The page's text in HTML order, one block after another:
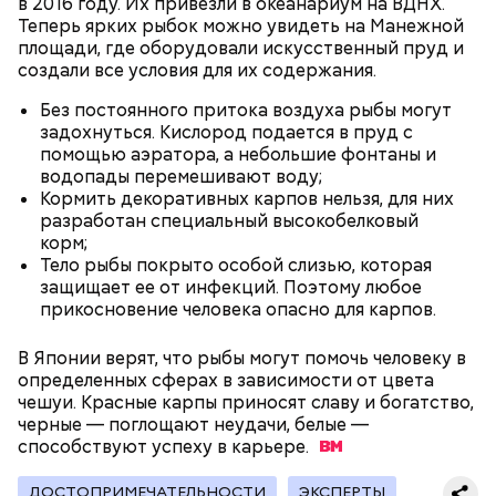
Теперь ярких рыбок можно увидеть на Манежной
площади, где оборудовали искусственный пруд и
создали все условия для их содержания.
Без постоянного притока воздуха рыбы могут
задохнуться. Кислород подается в пруд с
помощью аэратора, а небольшие фонтаны и
водопады перемешивают воду;
Кормить декоративных карпов нельзя, для них
разработан специальный высокобелковый
корм;
Тело рыбы покрыто особой слизью, которая
защищает ее от инфекций. Поэтому любое
прикосновение человека опасно для карпов.
В Японии верят, что рыбы могут помочь человеку в
определенных сферах в зависимости от цвета
чешуи. Красные карпы приносят славу и богатство,
черные — поглощают неудачи, белые —
способствуют успеху в карьере.
ДОСТОПРИМЕЧАТЕЛЬНОСТИ ЭКСПЕРТЫ
Стенды позволяют мгновенно определять
скорость транспортного средства и выявлять
электровелосипеды, характеристики которых
соответствуют параметрам мопедов и
мотоциклов, разрешенных к управлению только
при наличии водительских прав категории «М».
Можно ли запретить курьерам на
электровелосипедах ездить по
пешеходным дорожкам
Департамент транспорта и развития дорожно-
транспортной инфраструктуры, Московская
административная дорожная инспекция (МАДИ),
Госавтоинспекция, ГБУ «МосТрансПроект», Центр
организации дорожного движения (ЦОДД), ГКУ
«Администратор московского парковочного
пространства» (АМПП).
Сезон проката электросамокатов:
что нового ждет москвичей в 2026
году